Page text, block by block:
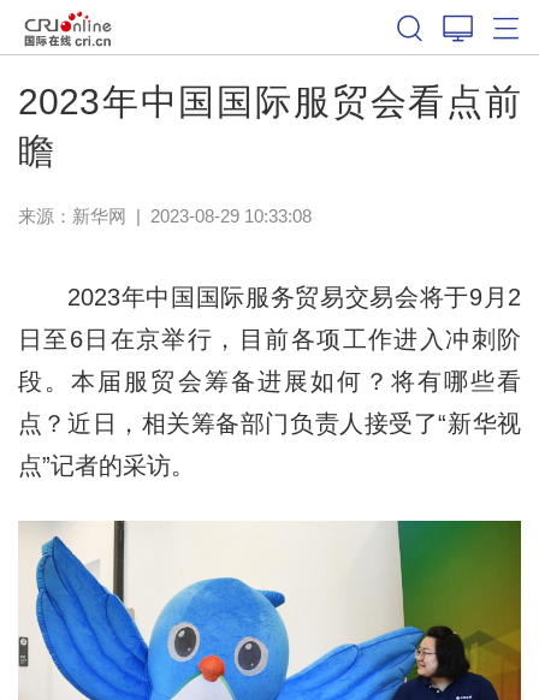
2023年中国国际服贸会看点前
瞻
来源： 新华网 | 2023-08-29 10:33:08
2023年中国国际服务贸易交易会将于9月2
日至6日在京举行，目前各项工作进入冲刺阶
段。本届服贸会筹备进展如何？将有哪些看
点？近日，相关筹备部门负责人接受了“新华视
点”记者的采访。